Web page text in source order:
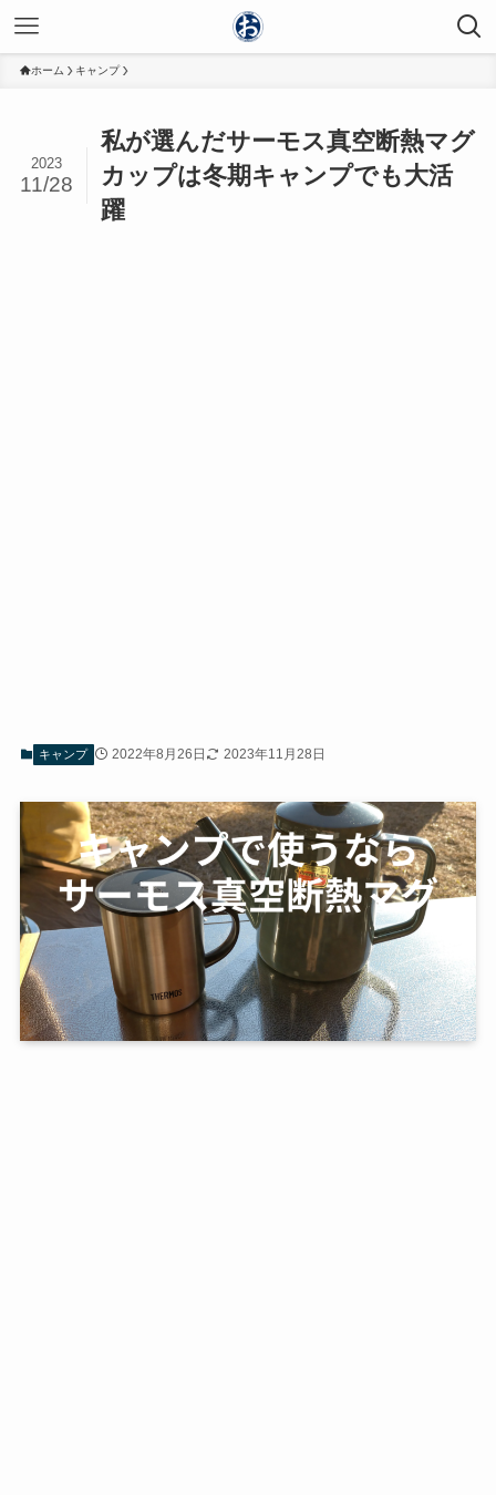
ホーム キャンプ
私が選んだサーモス真空断熱マグ
カップは冬期キャンプでも大活
躍
2023
11/28
キャンプ 2022年8月26日 2023年11月28日